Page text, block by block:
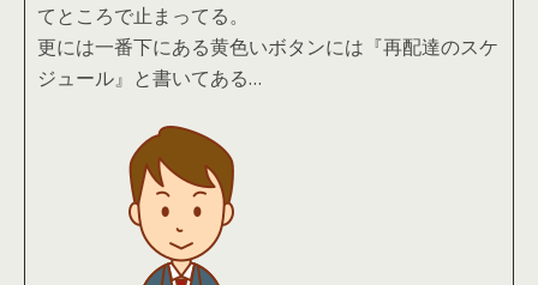
てところで止まってる。
更には一番下にある黄色いボタンには『再配達のスケ
ジュール』と書いてある…